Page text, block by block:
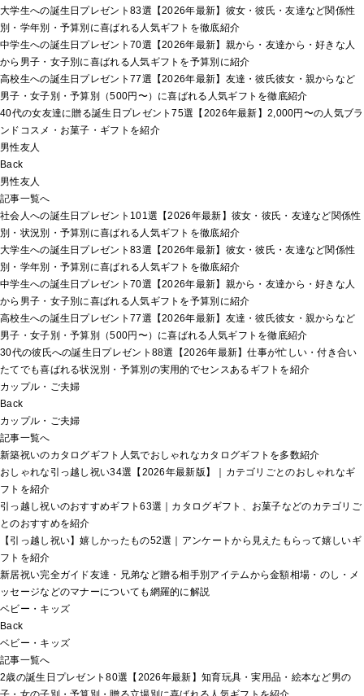
大学生への誕生日プレゼント83選【2026年最新】彼女・彼氏・友達など関係性
別・学年別・予算別に喜ばれる人気ギフトを徹底紹介
中学生への誕生日プレゼント70選【2026年最新】親から・友達から・好きな人
から男子・女子別に喜ばれる人気ギフトを予算別に紹介
高校生への誕生日プレゼント77選【2026年最新】友達・彼氏彼女・親からなど
男子・女子別・予算別（500円〜）に喜ばれる人気ギフトを徹底紹介
40代の女友達に贈る誕生日プレゼント75選【2026年最新】2,000円〜の人気ブラ
ンドコスメ・お菓子・ギフトを紹介
男性友人
Back
男性友人
記事一覧へ
社会人への誕生日プレゼント101選【2026年最新】彼女・彼氏・友達など関係性
別・状況別・予算別に喜ばれる人気ギフトを徹底紹介
大学生への誕生日プレゼント83選【2026年最新】彼女・彼氏・友達など関係性
別・学年別・予算別に喜ばれる人気ギフトを徹底紹介
中学生への誕生日プレゼント70選【2026年最新】親から・友達から・好きな人
から男子・女子別に喜ばれる人気ギフトを予算別に紹介
高校生への誕生日プレゼント77選【2026年最新】友達・彼氏彼女・親からなど
男子・女子別・予算別（500円〜）に喜ばれる人気ギフトを徹底紹介
30代の彼氏への誕生日プレゼント88選【2026年最新】仕事が忙しい・付き合い
たてでも喜ばれる状況別・予算別の実用的でセンスあるギフトを紹介
カップル・ご夫婦
Back
カップル・ご夫婦
記事一覧へ
新築祝いのカタログギフト人気でおしゃれなカタログギフトを多数紹介
おしゃれな引っ越し祝い34選【2026年最新版】｜カテゴリごとのおしゃれなギ
フトを紹介
引っ越し祝いのおすすめギフト63選｜カタログギフト、お菓子などのカテゴリご
とのおすすめを紹介
【引っ越し祝い】嬉しかったもの52選｜アンケートから見えたもらって嬉しいギ
フトを紹介
新居祝い完全ガイド友達・兄弟など贈る相手別アイテムから金額相場・のし・メ
ッセージなどのマナーについても網羅的に解説
ベビー・キッズ
Back
ベビー・キッズ
記事一覧へ
2歳の誕生日プレゼント80選【2026年最新】知育玩具・実用品・絵本など男の